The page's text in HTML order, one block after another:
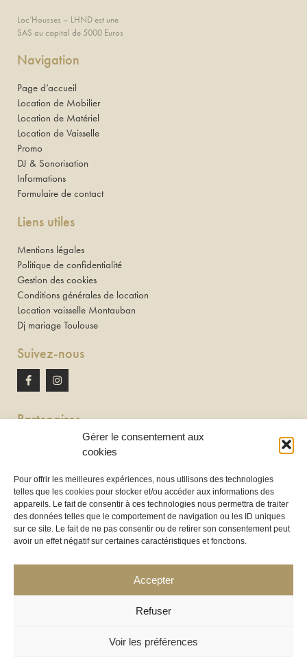
Gérer le consentement aux
cookies
Pour offrir les meilleures expériences, nous utilisons des technologies
telles que les cookies pour stocker et/ou accéder aux informations des
appareils. Le fait de consentir à ces technologies nous permettra de traiter
des données telles que le comportement de navigation ou les ID uniques
sur ce site. Le fait de ne pas consentir ou de retirer son consentement peut
avoir un effet négatif sur certaines caractéristiques et fonctions.
Accepter
Refuser
Voir les préférences
Loc’Housses – LHND est une
SAS au capital de 5000 Euros
Navigation
Page d’accueil
Location de Mobilier
Location de Matériel
Location de Vaisselle
Promo
DJ & Sonorisation
Informations
Formulaire de contact
Liens utiles
Mentions légales
Politique de confidentialité
Gestion des cookies
Conditions générales de location
Location vaisselle Montauban
Dj mariage Toulouse
Suivez-nous
Partenaires
Newton discomobile
Location de tireuse à bière :
Les Frères Brasseurs à Aucamville